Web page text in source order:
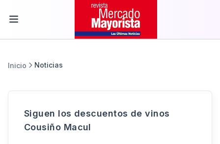
Inicio Noticias
Siguen los descuentos de vinos
Cousiño Macul